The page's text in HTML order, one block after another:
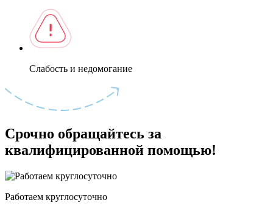
Слабость и недомогание
Срочно обращайтесь за
квалифицированной помощью!
Работаем круглосуточно